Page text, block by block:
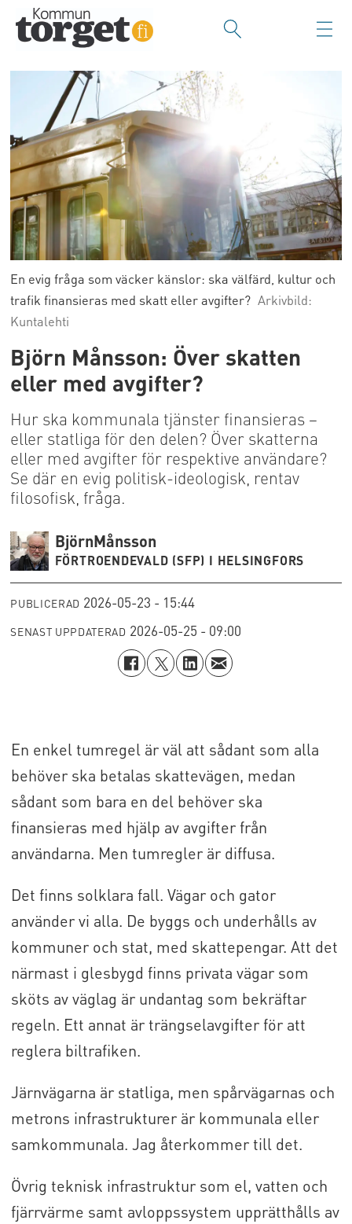
En evig fråga som väcker känslor: ska välfärd, kultur och
trafik finansieras med skatt eller avgifter? Arkivbild:
Kuntalehti
Björn Månsson: Över skatten
eller med avgifter?
Hur ska kommunala tjänster finansieras –
eller statliga för den delen? Över skatterna
eller med avgifter för respektive användare?
Se där en evig politisk-ideologisk, rentav
filosofisk, fråga.
BjörnMånsson
FÖRTROENDEVALD (SFP) I HELSINGFORS
PUBLICERAD 2026-05-23 - 15:44
SENAST UPPDATERAD 2026-05-25 - 09:00
En enkel tumregel är väl att sådant som alla
behöver ska betalas skattevägen, medan
sådant som bara en del behöver ska
finansieras med hjälp av avgifter från
användarna. Men tumregler är diffusa.
Det finns solklara fall. Vägar och gator
använder vi alla. De byggs och underhålls av
kommuner och stat, med skattepengar. Att det
närmast i glesbygd finns privata vägar som
sköts av väglag är undantag som bekräftar
regeln. Ett annat är trängselavgifter för att
reglera biltrafiken.
Järnvägarna är statliga, men spårvägarnas och
metrons infrastrukturer är kommunala eller
samkommunala. Jag återkommer till det.
Övrig teknisk infrastruktur som el, vatten och
fjärrvärme samt avloppssystem upprätthålls av